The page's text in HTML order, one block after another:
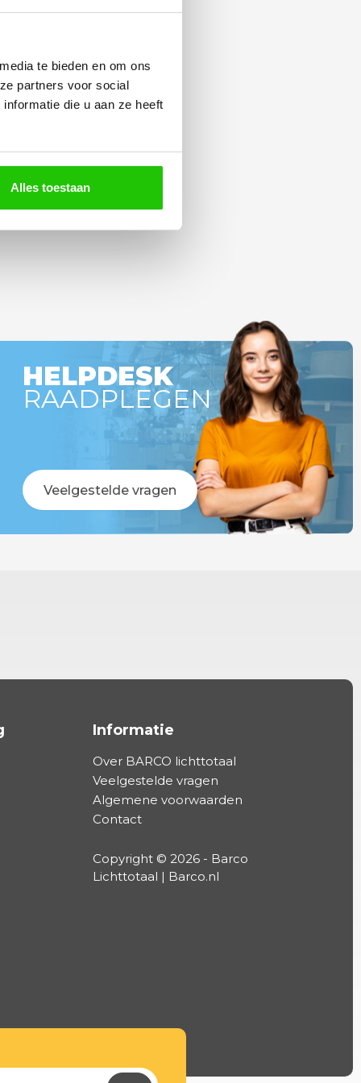
te bieden en om ons
partners voor social
die u aan ze heeft
Alles toestaan
HELPDESK
RAADPLEGEN
Veelgestelde vragen
Informatie
Over BARCO lichttotaal
Veelgestelde vragen
Algemene voorwaarden
Contact
Copyright © 2026 - Barco
Lichttotaal | Barco.nl